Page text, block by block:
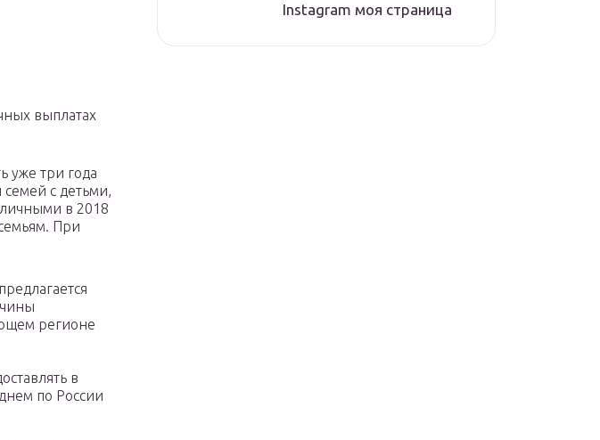
выплатах
уже три года
с детьми,
в 2018
При
регионе
в
по России
Instagram моя страница